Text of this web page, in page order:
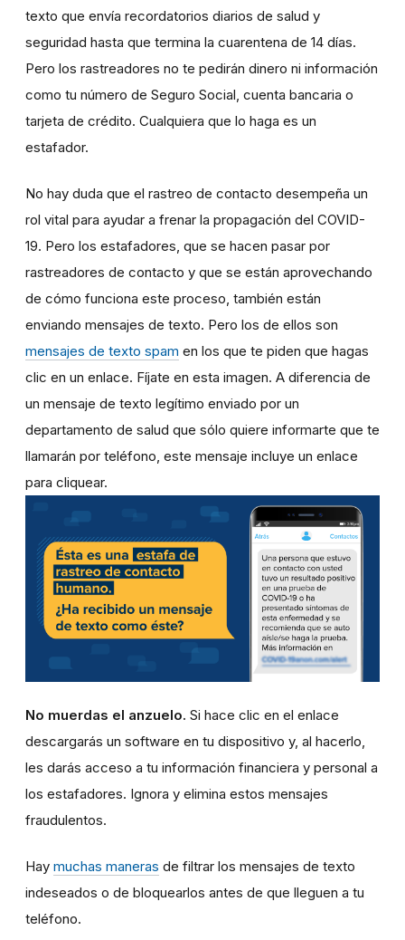
texto que envía recordatorios diarios de salud y
seguridad hasta que termina la cuarentena de 14 días.
Pero los rastreadores no te pedirán dinero ni información
como tu número de Seguro Social, cuenta bancaria o
tarjeta de crédito. Cualquiera que lo haga es un
estafador.
No hay duda que el rastreo de contacto desempeña un
rol vital para ayudar a frenar la propagación del COVID-
19. Pero los estafadores, que se hacen pasar por
rastreadores de contacto y que se están aprovechando
de cómo funciona este proceso, también están
enviando mensajes de texto. Pero los de ellos son
mensajes de texto spam en los que te piden que hagas
clic en un enlace. Fíjate en esta imagen. A diferencia de
un mensaje de texto legítimo enviado por un
departamento de salud que sólo quiere informarte que te
llamarán por teléfono, este mensaje incluye un enlace
para cliquear.
No muerdas el anzuelo. Si hace clic en el enlace
descargarás un software en tu dispositivo y, al hacerlo,
les darás acceso a tu información financiera y personal a
los estafadores. Ignora y elimina estos mensajes
fraudulentos.
Hay muchas maneras de filtrar los mensajes de texto
indeseados o de bloquearlos antes de que lleguen a tu
teléfono.